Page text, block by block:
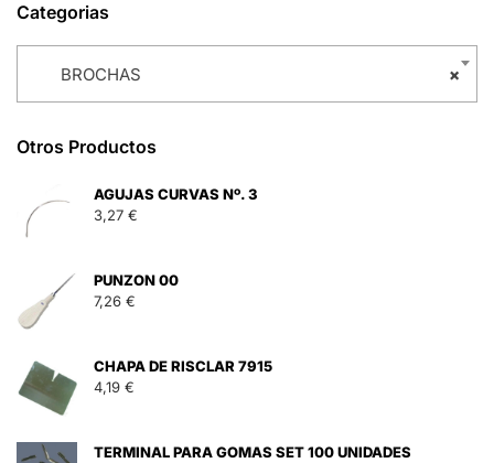
Categorias
×
BROCHAS
Otros Productos
AGUJAS CURVAS Nº. 3
3,27 €
PUNZON 00
7,26 €
CHAPA DE RISCLAR 7915
4,19 €
TERMINAL PARA GOMAS SET 100 UNIDADES